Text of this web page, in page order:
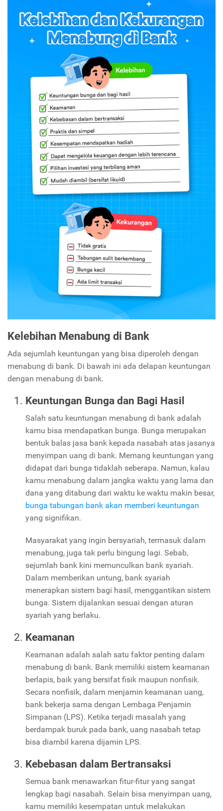
Kelebihan Menabung di Bank
Ada sejumlah keuntungan yang bisa diperoleh dengan
menabung di bank. Di bawah ini ada delapan keuntungan
dengan menabung di bank.
Keuntungan Bunga dan Bagi Hasil
Salah satu keuntungan menabung di bank adalah
kamu bisa mendapatkan bunga. Bunga merupakan
bentuk balas jasa bank kepada nasabah atas jasanya
menyimpan uang di bank. Memang keuntungan yang
didapat dari bunga tidaklah seberapa. Namun, kalau
kamu menabung dalam jangka waktu yang lama dan
dana yang ditabung dari waktu ke waktu makin besar,
bunga tabungan bank akan memberi keuntungan
yang signifikan.
Masyarakat yang ingin bersyariah, termasuk dalam
menabung, juga tak perlu bingung lagi. Sebab,
sejumlah bank kini memunculkan bank syariah.
Dalam memberikan untung, bank syariah
menerapkan sistem bagi hasil, menggantikan sistem
bunga. Sistem dijalankan sesuai dengan aturan
syariah yang berlaku.
Keamanan
Keamanan adalah salah satu faktor penting dalam
menabung di bank. Bank memiliki sistem keamanan
berlapis, baik yang bersifat fisik maupun nonfisik.
Secara nonfisik, dalam menjamin keamanan uang,
bank bekerja sama dengan Lembaga Penjamin
Simpanan (LPS). Ketika terjadi masalah yang
berdampak buruk pada bank, uang nasabah tetap
bisa diambil karena dijamin LPS.
Kebebasan dalam Bertransaksi
Semua bank menawarkan fitur-fitur yang sangat
lengkap bagi nasabah. Selain bisa menyimpan uang,
kamu memiliki kesempatan untuk melakukan